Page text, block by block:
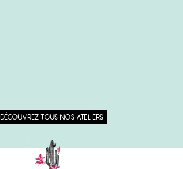
DÉCOUVREZ TOUS NOS ATELIERS